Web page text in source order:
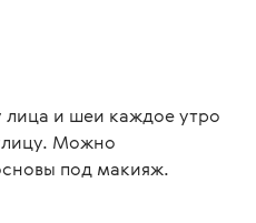
и шеи каждое утро
Можно
под макияж.